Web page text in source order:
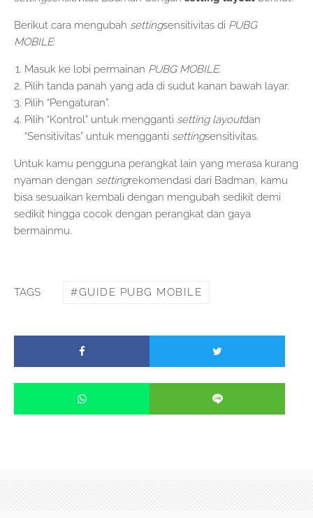
Berikut cara mengubah settingsensitivitas di PUBG
MOBILE:
Masuk ke lobi permainan PUBG MOBILE.
Pilih tanda panah yang ada di sudut kanan bawah layar.
Pilih “Pengaturan”.
Pilih “Kontrol” untuk mengganti setting layoutdan
“Sensitivitas” untuk mengganti settingsensitivitas.
Untuk kamu pengguna perangkat lain yang merasa kurang
nyaman dengan settingrekomendasi dari Badman, kamu
bisa sesuaikan kembali dengan mengubah sedikit demi
sedikit hingga cocok dengan perangkat dan gaya
bermainmu.
TAGS GUIDE PUBG MOBILE